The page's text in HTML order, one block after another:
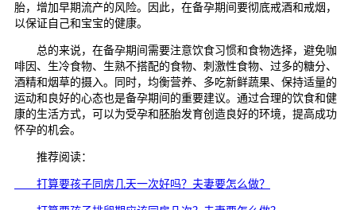
胎，增加早期流产的风险。因此，在备孕期间要彻底戒酒和戒烟，
以保证自己和宝宝的健康。
总的来说，在备孕期间需要注意饮食习惯和食物选择，避免咖
啡因、生冷食物、生熟不搭配的食物、刺激性食物、过多的糖分、
酒精和烟草的摄入。同时，均衡营养、多吃新鲜蔬果、保持适量的
运动和良好的心态也是备孕期间的重要建议。通过合理的饮食和健
康的生活方式，可以为受孕和胚胎发育创造良好的环境，提高成功
怀孕的机会。
推荐阅读：
打算要孩子同房几天一次好吗？夫妻要怎么做？